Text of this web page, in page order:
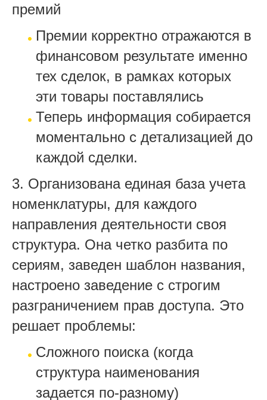
премий
Премии корректно отражаются в
финансовом результате именно
тех сделок, в рамках которых
эти товары поставлялись
Теперь информация собирается
моментально с детализацией до
каждой сделки.
3. Организована единая база учета
номенклатуры, для каждого
направления деятельности своя
структура. Она четко разбита по
сериям, заведен шаблон названия,
настроено заведение с строгим
разграничением прав доступа. Это
решает проблемы:
Сложного поиска (когда
структура наименования
задается по-разному)